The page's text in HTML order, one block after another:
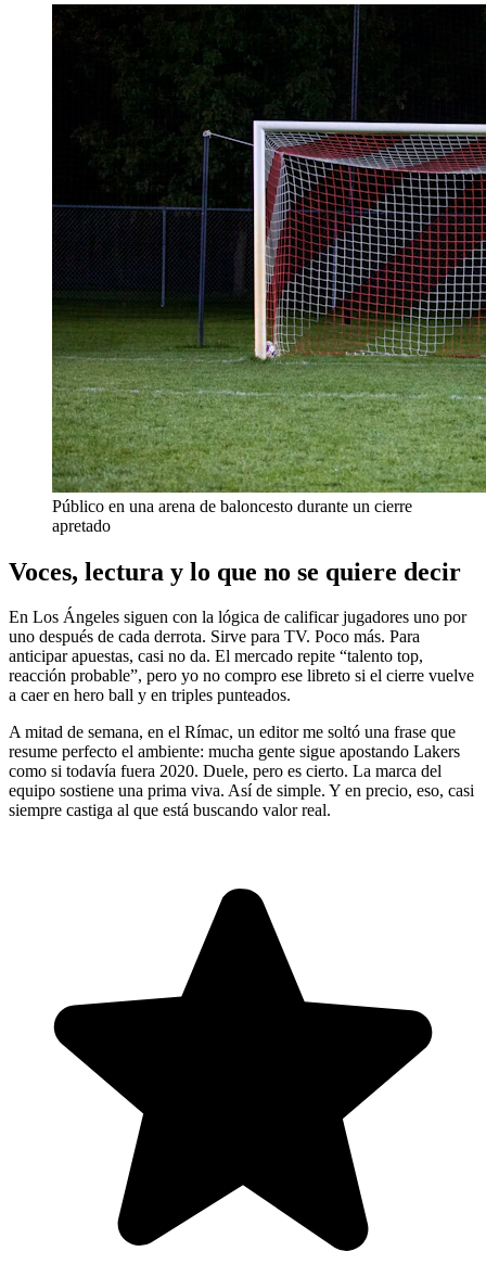
Público en una arena de baloncesto durante un cierre
apretado
Voces, lectura y lo que no se quiere decir
En Los Ángeles siguen con la lógica de calificar jugadores uno por
uno después de cada derrota. Sirve para TV. Poco más. Para
anticipar apuestas, casi no da. El mercado repite “talento top,
reacción probable”, pero yo no compro ese libreto si el cierre vuelve
a caer en hero ball y en triples punteados.
A mitad de semana, en el Rímac, un editor me soltó una frase que
resume perfecto el ambiente: mucha gente sigue apostando Lakers
como si todavía fuera 2020. Duele, pero es cierto. La marca del
equipo sostiene una prima viva. Así de simple. Y en precio, eso, casi
siempre castiga al que está buscando valor real.